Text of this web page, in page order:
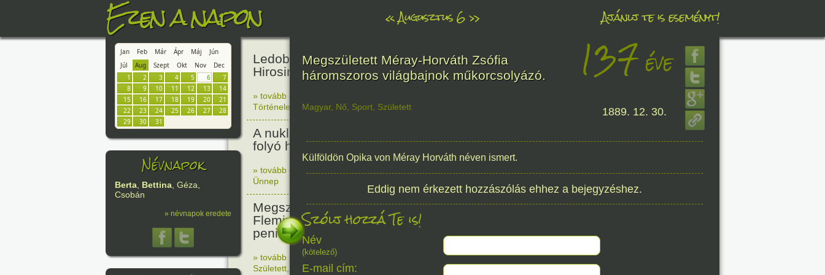
Ezen a napon «Augusztus 6» Ajánlj te is eseményt!
Jan Feb Már Ápr Máj
Jún
Júl
Aug Szept Okt Nov
Dec
1
2 3 4 5 6
7
8
9 10 11 12 13
14
15
16 17 18 19 20
21
22
23 24 25 26 27
28
29
30 31
Névnapok
Berta, Bettina, Géza,
Csobán
» névnapok eredete
Ledobták az első atombombát
Hirosimára.
81éve
» tovább olvasom
Történelem
A nukleáris fegyverek betiltásáért
folyó harc világnapja
48éve
» tovább olvasom
Ünnep
1978. 08. 06.
Megszületett Sir Alexander
Fleming, Nobel-díjas angol orvos, a
penicillin felfedezője.
145éve
» tovább olvasom|1 hozzászólás, szólj Te is hozzá!
Született
Alkotás 1881. 08. 06.
Megszületett Méray-Horváth Zsófia
háromszoros világbajnok műkorcsolyázó.
137éve
Magyar, Nő Sport Született 1889. 12. 30.
Külföldön Opika von Méray Horváth néven ismert.
Eddig nem érkezett hozzászólás ehhez a bejegyzéshez.
Szólj hozzá Te is!
Név
(kötelező)
E-mail cím: